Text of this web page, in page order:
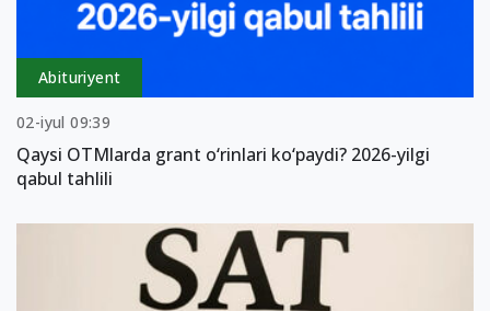
Abituriyent
02-iyul 09:39
Qaysi OTMlarda grant o‘rinlari ko‘paydi? 2026-yilgi
qabul tahlili